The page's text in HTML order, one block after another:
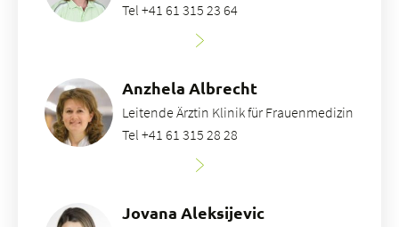
Tel +41 61 315 23 64
Anzhela Albrecht
Leitende Ärztin Klinik für Frauenmedizin
Tel +41 61 315 28 28
Jovana Aleksijevic